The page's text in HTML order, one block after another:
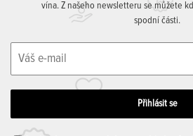
vína. Z našeho newsletteru se můžete
spodní části.